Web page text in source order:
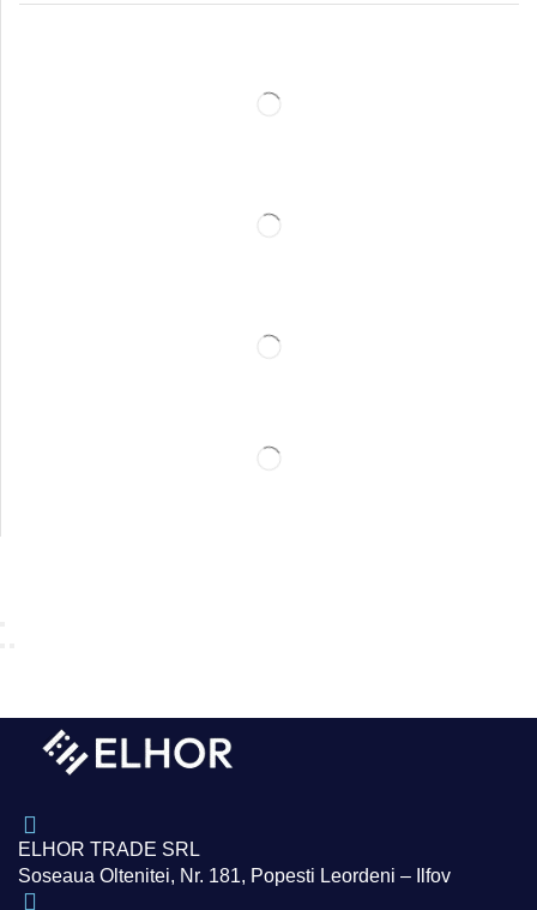
ELHOR TRADE SRL
Soseaua Oltenitei, Nr. 181, Popesti Leordeni – Ilfov